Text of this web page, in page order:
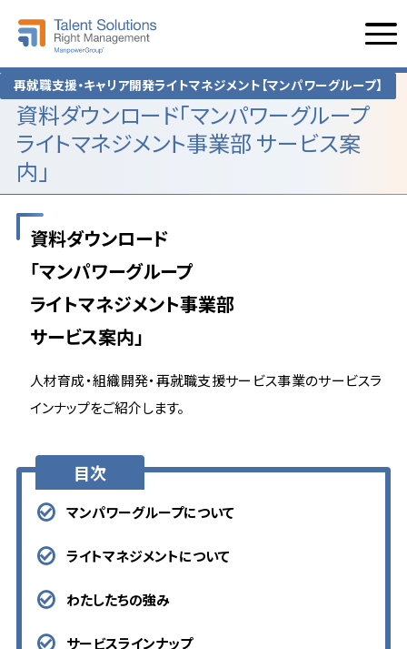
再就職支援・キャリア開発ライトマネジメント【マンパワーグループ】
資料ダウンロード「マンパワーグループ
ライトマネジメント事業部 サービス案
内」
資料ダウンロード
「マンパワーグループ
ライトマネジメント事業部
サービス案内」
人材育成・組織開発・再就職支援サービス事業のサービスラ
インナップをご紹介します。
目次
マンパワーグループについて
ライトマネジメントについて
わたしたちの強み
サービスラインナップ